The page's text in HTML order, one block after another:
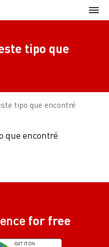
Menu
tipo que
tipo que encontré
que encontré
for free